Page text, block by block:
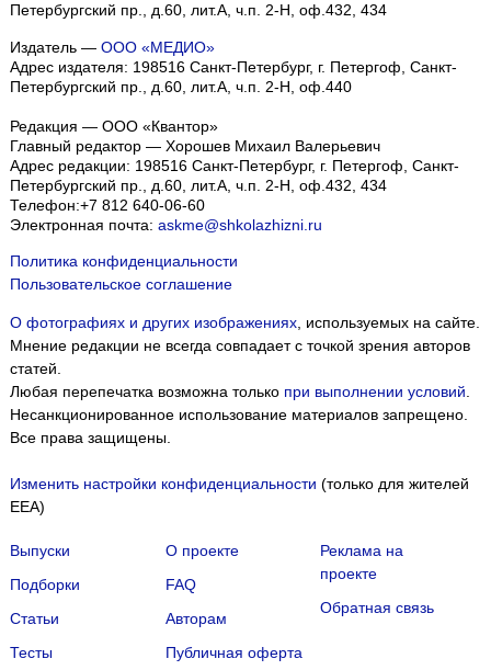
Петербургский пр., д.60, лит.А, ч.п. 2-Н, оф.432, 434
Издатель — ООО «МЕДИО»
Адрес издателя: 198516 Санкт-Петербург, г. Петергоф, Санкт-
Петербургский пр., д.60, лит.А, ч.п. 2-Н, оф.440
Редакция — ООО «Квантор»
Главный редактор — Хорошев Михаил Валерьевич
Адрес редакции: 198516 Санкт-Петербург, г. Петергоф Санкт-
Петербургский пр., д.60, лит.А, ч.п. 2-Н, оф.432, 434
Телефон:+7 812 640-06-60
Электронная почта: askme@shkolazhizni.ru
Политика конфиденциальности
Пользовательское соглашение
О фотографиях и других изображениях, используемых на сайте.
Мнение редакции не всегда совпадает с точкой зрения авторов
статей.
Любая перепечатка возможна только при выполнении условий
Несанкционированное использование материалов запрещено.
Все права защищены.
Изменить настройки конфиденциальности (только для жителей
EEA)
Выпуски
Подборки
Статьи
Тесты
О проекте
FAQ
Авторам
Публичная оферта
Реклама на
проекте
Обратная связь